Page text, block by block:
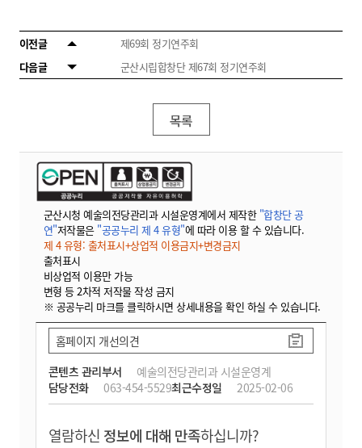
이전글
제69회 정기연주회
다음글
군산시립합창단 제67회 정기연주회
목록
군산시청 예술의전당관리과 시설운영계에서 제작한 "합창단 공
연"저작물은 "공공누리 제 4 유형"에 따라 이용 할 수 있습니다.
제 4 유형: 출처표시+상업적 이용금지+변경금지
출처표시
비상업적 이용만 가능
변형 등 2차적 저작물 작성 금지
※ 공공누리 마크를 클릭하시면 상세내용을 확인 하실 수 있습니다.
콘텐츠 관리부서
예술의전당관리과 시설운영계
담당전화
063-454-5529최근수정일 2025-02-06
홈페이지 개선의견
열람하신 정보에 대해 만족하십니까?